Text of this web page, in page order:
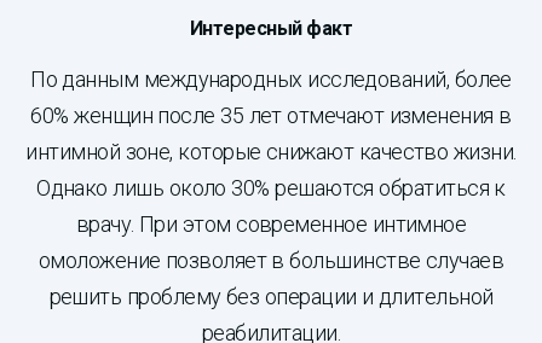
Интересный факт
По данным международных исследований, более
60% женщин после 35 лет отмечают изменения в
интимной зоне, которые снижают качество жизни.
Однако лишь около 30% решаются обратиться к
врачу. При этом современное интимное
омоложение позволяет в большинстве случаев
решить проблему без операции и длительной
реабилитации.